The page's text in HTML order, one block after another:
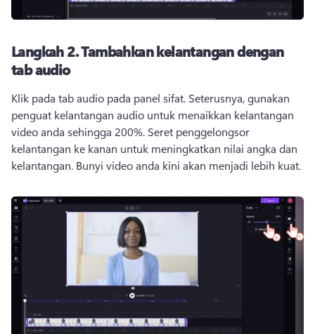
Langkah 2.Tambahkan kelantangan dengan
tab audio
Klik pada tab audio pada panel sifat. Seterusnya, gunakan
penguat kelantangan audio untuk menaikkan kelantangan
video anda sehingga 200%. Seret penggelongsor
kelantangan ke kanan untuk meningkatkan nilai angka dan
kelantangan. Bunyi video anda kini akan menjadi lebih kuat.